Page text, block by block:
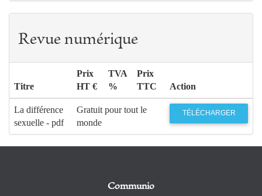
Revue numérique
Titre
Prix
HT €
TVA
%
Prix
TTC
Action
La différence
sexuelle - pdf
Gratuit pour tout le
monde
TÉLÉCHARGER
Communio